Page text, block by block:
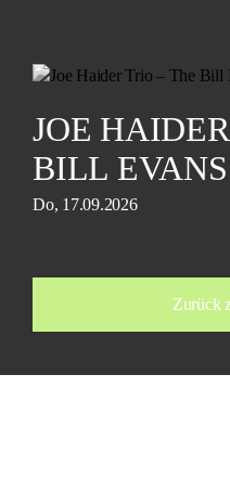
JOE
BILL
Do, 17.09.2026
Zurück